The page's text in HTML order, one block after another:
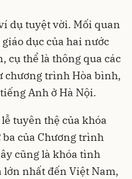
dụ tuyệt vời. Mối quan
dục của hai nước
cụ thể là thông qua các
chương trình Hòa bình,
Anh ở Hà Nội.
tuyên thệ của khóa
của Chương trình
cũng là khóa tình
nhất đến Việt Nam,